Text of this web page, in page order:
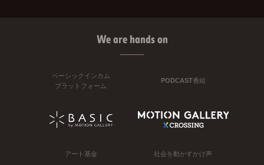
We are hands on
ベーシックインカム
プラットフォーム
PODCAST番組
アート基金 社会を動かすかけ声